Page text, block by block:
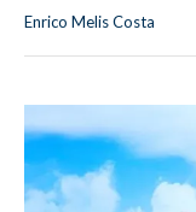
Enrico Melis Costa